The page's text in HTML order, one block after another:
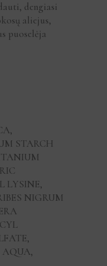
dengiasi
aliejus,
puoselėja
STARCH
LYSINE,
NIGRUM
AQUA,